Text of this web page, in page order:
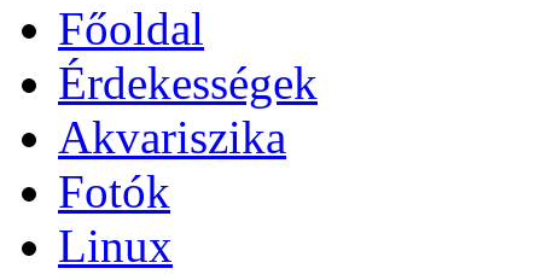
Főoldal
Érdekességek
Akvariszika
Fotók
Linux